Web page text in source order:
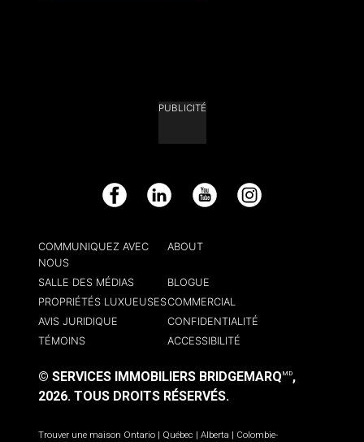
PUBLICITÉ
Facebook LinkedIn YouTube Instagram
COMMUNIQUEZ AVEC
NOUS
ABOUT
SALLE DES MÉDIAS
BLOGUE
PROPRIÉTÉS LUXUEUSESCOMMERCIAL
AVIS JURIDIQUE
CONFIDENTIALITÉ
TÉMOINS
ACCESSIBILITÉ
© SERVICES IMMOBILIERS BRIDGEMARQ MD,
2026. TOUS DROITS RÉSERVÉS.
Trouver une maison Ontario Québec Alberta
Colombie-